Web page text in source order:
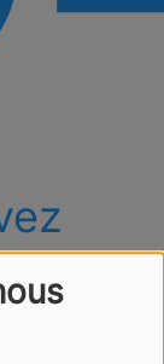
n’existe